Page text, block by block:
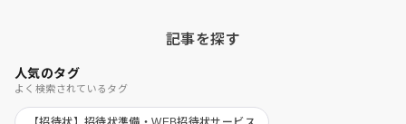
記事を探す
人気のタグ
よく検索されているタグ